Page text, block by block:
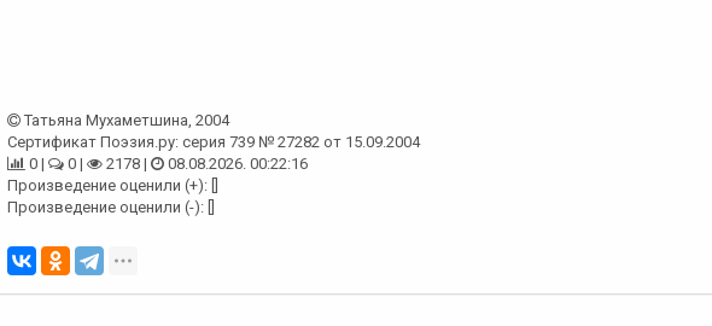
Татьяна Мухаметшина, 2004
Сертификат Поэзия.ру: серия 739 № 27282 от 15.09.2004
0 |
0 | 2178 |
08.08.2026. 00:22:16
Произведение оценили (+): []
Произведение оценили (-): []